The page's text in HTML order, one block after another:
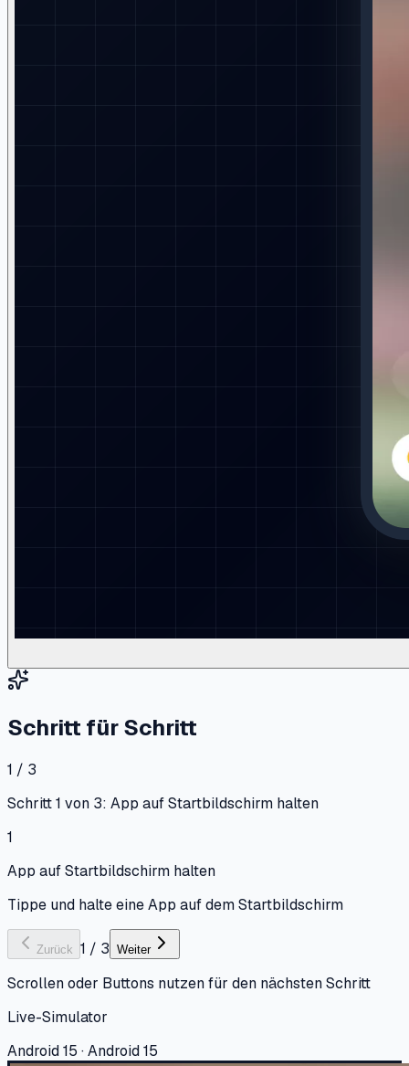
Schritt für Schritt
1 / 3
Schritt 1 von 3: App auf Startbildschirm halten
1
App auf Startbildschirm halten
Tippe und halte eine App auf dem Startbildschirm
Zurück 1 / 3 Weiter
Scrollen oder Buttons nutzen für den nächsten Schritt
Live-Simulator
Android 15 · Android 15